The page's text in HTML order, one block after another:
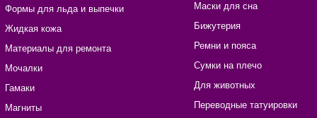
Формы для льда и выпечки
Жидкая кожа
Материалы для ремонта
Мочалки
Гамаки
Магниты
Маски для сна
Бижутерия
Ремни и пояса
Сумки на плечо
Для животных
Переводные татуировки